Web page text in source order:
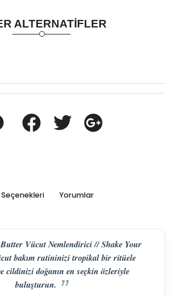
ALTERNATIFLER
Yorumlar
Vücut Nemlendirici // Shake Your
bakım rutininizi tropikal bir ritüele
cildinizi doğanın en seçkin özleriyle
buluşturun.